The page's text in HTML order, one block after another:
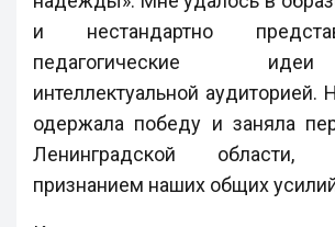
и нестандартно
педагогические
интеллектуальной аудиторией.
одержала победу и заняла
Ленинградской
признанием наших общих